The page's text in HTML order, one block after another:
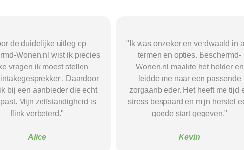
onzeker en verdwaald in alle
en opties. Beschermd-
maakte het helder en
me naar een passende
Het heeft me tijd en
en mijn herstel een
goede start gegeven."
Kevin
"Beschermd-Wonen.nl hielp mij
de juiste informatie te vinden en
doorverwijzingen naar
Dankzij hun site vond ik een plek
waar ik rust en structuur kreeg —
voel me nu veel stabieler."